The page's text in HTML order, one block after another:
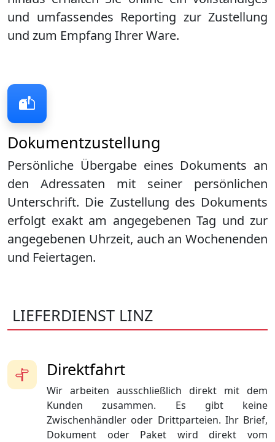
Dokumentzustellung
Persönliche Übergabe eines Dokuments an
den Adressaten mit seiner persönlichen
Unterschrift. Die Zustellung des Dokuments
erfolgt exakt am angegebenen Tag und zur
angegebenen Uhrzeit, auch an Wochenenden
und Feiertagen.
und umfassendes Reporting zur Zustellung
und zum Empfang Ihrer Ware.
LIEFERDIENST LINZ
Direktfahrt
Wir arbeiten ausschließlich direkt mit dem
Kunden zusammen. Es gibt keine
Zwischenhändler oder Drittparteien. Ihr Brief,
Dokument oder Paket wird direkt vom